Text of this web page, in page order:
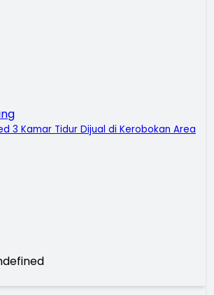
3 Kamar Tidur Dijual di Kerobokan Area